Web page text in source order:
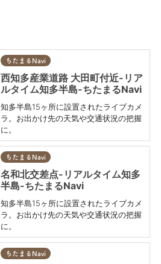
ちたまるNavi
西知多産業道路 大田町付近-リア
ルタイム知多半島-ちたまるNavi
知多半島15ヶ所に設置されたライブカメ
ラ。お出かけ先の天気や交通状況の把握
に。
ちたまるNavi
名和北交差点-リアルタイム知多
半島-ちたまるNavi
知多半島15ヶ所に設置されたライブカメ
ラ。お出かけ先の天気や交通状況の把握
に。
ちたまるNavi